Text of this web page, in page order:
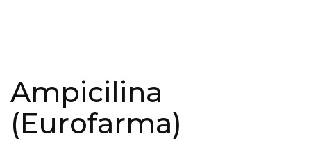
Ampicilina
(Eurofarma)